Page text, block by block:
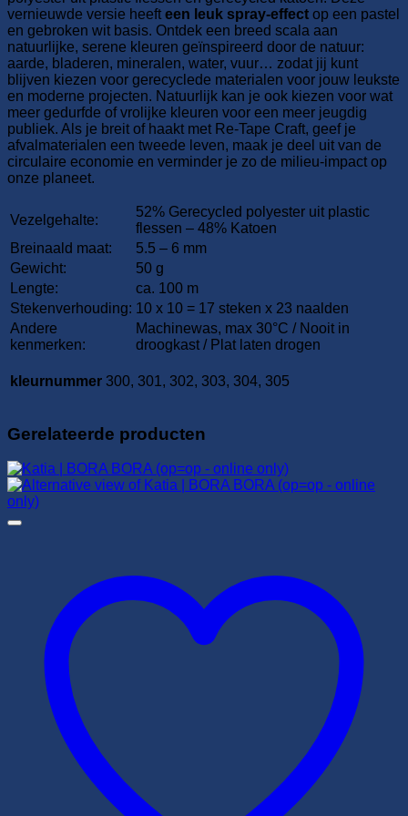
vernieuwde versie heeft een leuk spray-effect op een pastel
en gebroken wit basis. Ontdek een breed scala aan
natuurlijke, serene kleuren geïnspireerd door de natuur:
aarde, bladeren, mineralen, water, vuur… zodat jij kunt
blijven kiezen voor gerecyclede materialen voor jouw leukste
en moderne projecten. Natuurlijk kan je ook kiezen voor wat
meer gedurfde of vrolijke kleuren voor een meer jeugdig
publiek. Als je breit of haakt met Re-Tape Craft, geef je
afvalmaterialen een tweede leven, maak je deel uit van de
circulaire economie en verminder je zo de milieu-impact op
onze planeet.
Vezelgehalte:
52% Gerecycled polyester uit plastic
flessen – 48% Katoen
Breinaald maat:
5.5 – 6 mm
Gewicht:
50 g
Lengte:
ca. 100 m
Stekenverhouding: 10 x 10 = 17 steken x 23 naalden
Andere
kenmerken:
Machinewas, max 30°C / Nooit in
droogkast / Plat laten drogen
kleurnummer 300, 301, 302, 303, 304, 305
Gerelateerde producten